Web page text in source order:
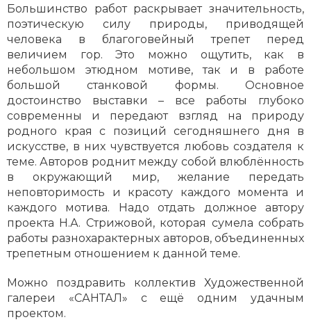
Большинство работ раскрывает значительность,
поэтическую силу природы, приводящей
человека в благоговейный трепет перед
величием гор. Это можно ощутить, как в
небольшом этюдном мотиве, так и в работе
большой станковой формы. Основное
достоинство выставки – все работы глубоко
современны и передают взгляд на природу
родного края с позиций сегодняшнего дня в
искусстве, в них чувствуется любовь создателя к
теме. Авторов роднит между собой влюблённость
в окружающий мир, желание передать
неповторимость и красоту каждого момента и
каждого мотива. Надо отдать должное автору
проекта Н.А. Стрижовой, которая сумела собрать
работы разнохарактерных авторов, объединенных
трепетным отношением к данной теме.
Можно поздравить коллектив Художественной
галереи «САНТАЛ» с ещё одним удачным
проектом.